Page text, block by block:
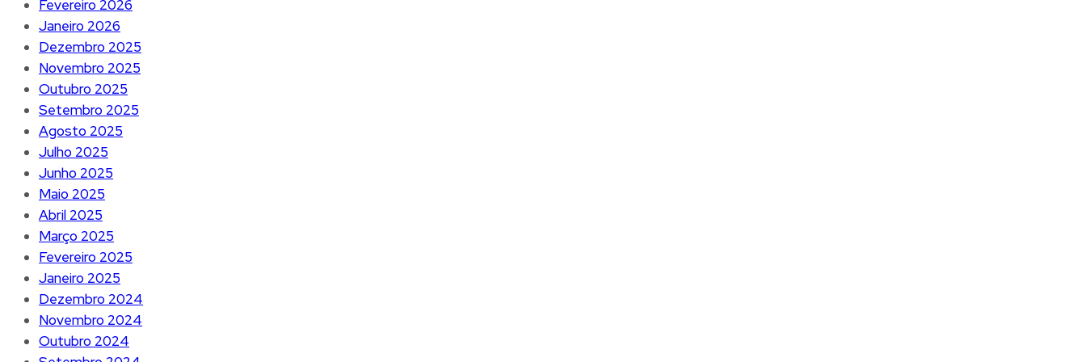
Fevereiro 2026
Janeiro 2026
Dezembro 2025
Novembro 2025
Outubro 2025
Setembro 2025
Agosto 2025
Julho 2025
Junho 2025
Maio 2025
Abril 2025
Março 2025
Fevereiro 2025
Janeiro 2025
Dezembro 2024
Novembro 2024
Outubro 2024